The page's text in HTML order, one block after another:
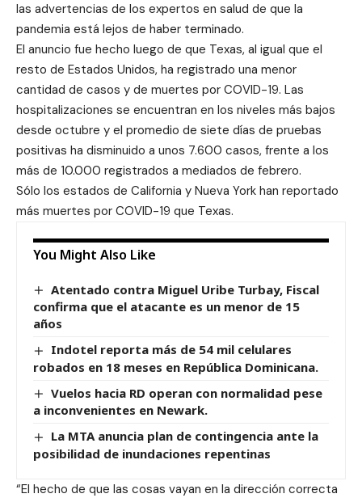
las advertencias de los expertos en salud de que la
pandemia está lejos de haber terminado.
El anuncio fue hecho luego de que Texas, al igual que el
resto de Estados Unidos, ha registrado una menor
cantidad de casos y de muertes por COVID-19. Las
hospitalizaciones se encuentran en los niveles más bajos
desde octubre y el promedio de siete días de pruebas
positivas ha disminuido a unos 7.600 casos, frente a los
más de 10.000 registrados a mediados de febrero.
Sólo los estados de California y Nueva York han reportado
más muertes por COVID-19 que Texas.
You Might Also Like
Atentado contra Miguel Uribe Turbay, Fiscal
confirma que el atacante es un menor de 15
años
Indotel reporta más de 54 mil celulares
robados en 18 meses en República Dominicana.
Vuelos hacia RD operan con normalidad pese
a inconvenientes en Newark.
La MTA anuncia plan de contingencia ante la
posibilidad de inundaciones repentinas
“El hecho de que las cosas vayan en la dirección correcta